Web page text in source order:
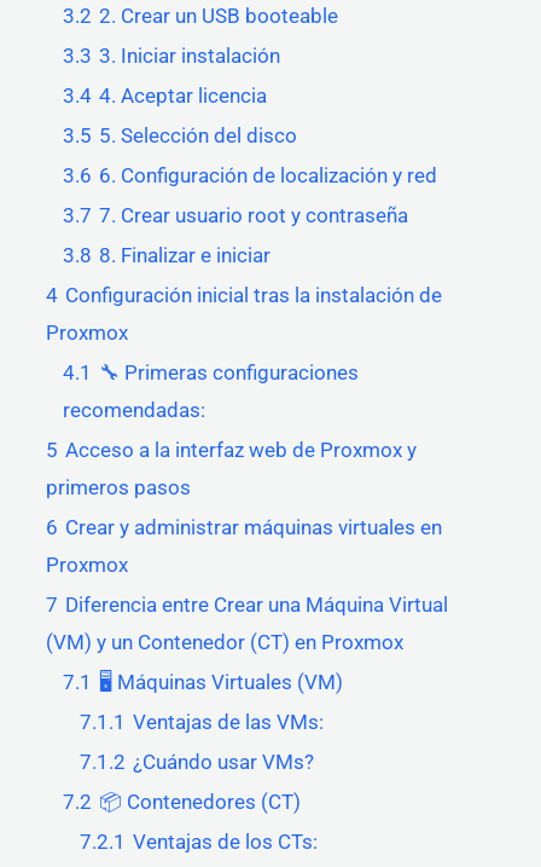
3.2 2. Crear un USB booteable
3.3 3. Iniciar instalación
3.4 4. Aceptar licencia
3.5 5. Selección del disco
3.6 6. Configuración de localización y red
3.7 7. Crear usuario root y contraseña
3.8 8. Finalizar e iniciar
4 Configuración inicial tras la instalación de
Proxmox
4.1 🔧 Primeras configuraciones
recomendadas:
5 Acceso a la interfaz web de Proxmox y
primeros pasos
6 Crear y administrar máquinas virtuales en
Proxmox
7 Diferencia entre Crear una Máquina Virtual
(VM) y un Contenedor (CT) en Proxmox
7.1 🖥️ Máquinas Virtuales (VM)
7.1.1 Ventajas de las VMs:
7.1.2 ¿Cuándo usar VMs?
7.2 📦 Contenedores (CT)
7.2.1 Ventajas de los CTs: